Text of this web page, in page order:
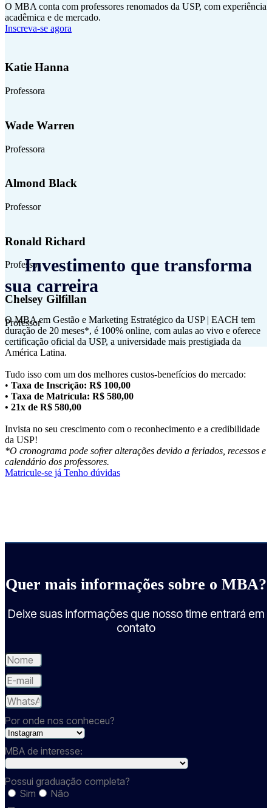
O MBA conta com professores renomados da USP, com experiência
acadêmica e de mercado.
Inscreva-se agora
Katie Hanna
Professora
Wade Warren
Professora
Almond Black
Professor
Ronald Richard
Professor
Chelsey Gilfillan
Professor
Investimento que transforma
sua carreira
O MBA em Gestão e Marketing Estratégico da USP | EACH tem
duração de 20 meses*, é 100% online, com aulas ao vivo e oferece
certificação oficial da USP, a universidade mais prestigiada da
América Latina.
Tudo isso com um dos melhores custos-benefícios do mercado:
• Taxa de Inscrição: R$ 100,00
• Taxa de Matrícula: R$ 580,00
• 21x de R$ 580,00
Invista no seu crescimento com o reconhecimento e a credibilidade
da USP!
*O cronograma pode sofrer alterações devido a feriados, recessos e
calendário dos professores.
Matricule-se já Tenho dúvidas
Quer mais informações sobre o MBA?
Deixe suas informações que nosso time entrará em
contato
Por onde nos conheceu?
MBA de interesse:
Possui graduação completa?
Sim
Não